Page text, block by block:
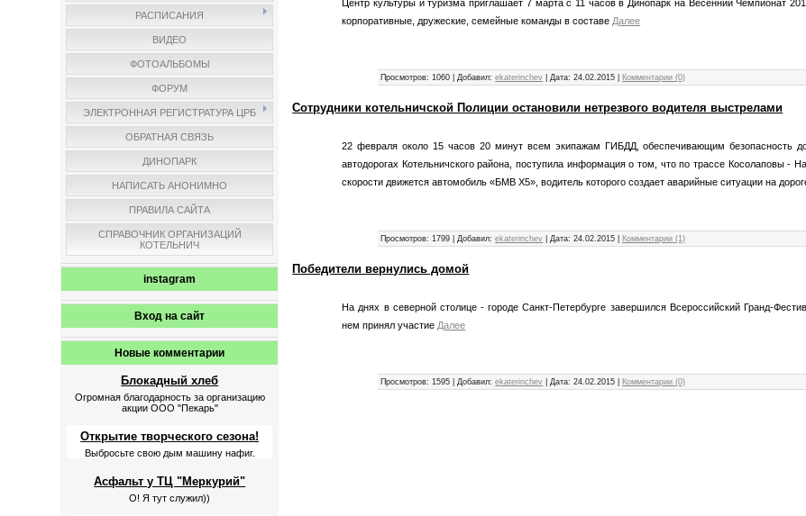
РАСПИСАНИЯ
ВИДЕО
ФОТОАЛЬБОМЫ
ФОРУМ
ЭЛЕКТРОННАЯ РЕГИСТРАТУРА ЦРБ
ОБРАТНАЯ СВЯЗЬ
ДИНОПАРК
НАПИСАТЬ АНОНИМНО
ПРАВИЛА САЙТА
СПРАВОЧНИК ОРГАНИЗАЦИЙ
КОТЕЛЬНИЧ
instagram
Вход на сайт
Новые комментарии
Блокадный хлеб
Огромная благодарность за организацию
акции ООО "Пекарь"
Открытие творческого сезона!
Выбросьте свою дым машину нафиг.
Асфальт у ТЦ "Меркурий"
О! Я тут служил))
Центр культуры и туризма приглашает 7 марта с 11 часов в Динопарк на Весенний Чемпионат
корпоративные, дружеские, семейные команды в составеДалее
Просмотров: 1060 | Добавил:ekaterinchev | Дата:24.02.2015 Комментарии (0)
Сотрудники котельничской Полиции остановили нетрезвого водителя выстрелами
22 февраля около 15 часов 20 минут всем экипажам ГИБДД, обеспечивающим безопасность
автодорогах Котельничского района, поступила информация о том, что по трассе Косолаповы -
скорости движется автомобиль «БМВ Х5», водитель которого создает аварийные ситуации на
Просмотров: 1799 | Добавил:ekaterinchev | Дата:24.02.2015 Комментарии (1)
Победители вернулись домой
На днях в северной столице - городе Санкт-Петербурге завершился Всероссийский Гранд-
нем принял участиеДалее
Просмотров: 1595 | Добавил:ekaterinchev | Дата:24.02.2015 Комментарии (0)